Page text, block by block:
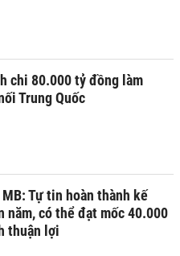
chi 80.000 tỷ đồng làm
Trung Quốc
Tự tin hoàn thành kế
năm, có thể đạt mốc 40.000
thuận lợi